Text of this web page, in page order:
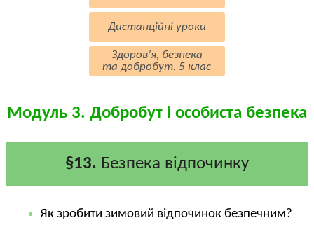
Дистанційні уроки
Здоров’я, безпека
та добробут. 5 клас
Модуль 3. Добробут і особиста безпека
§13. Безпека відпочинку
Як зробити зимовий відпочинок безпечним?